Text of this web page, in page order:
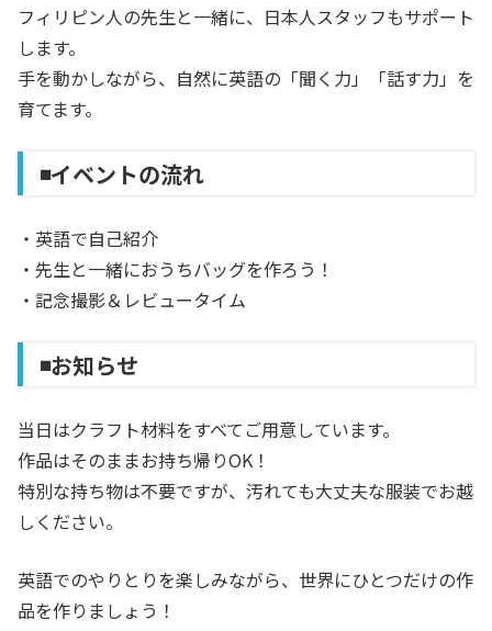
フィリピン人の先生と一緒に、日本人スタッフもサポート
します。
手を動かしながら、自然に英語の「聞く力」「話す力」を
育てます。
◾️イベントの流れ
・英語で自己紹介
・先生と一緒におうちバッグを作ろう！
・記念撮影＆レビュータイム
◾️お知らせ
当日はクラフト材料をすべてご用意しています。
作品はそのままお持ち帰りOK！
特別な持ち物は不要ですが、汚れても大丈夫な服装でお越
しください。
英語でのやりとりを楽しみながら、世界にひとつだけの作
品を作りましょう！